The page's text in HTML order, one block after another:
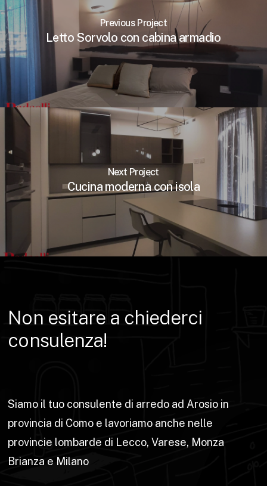
Previous Project
Letto Sorvolo con cabina armadio
Next Project
Cucina moderna con isola
Non esitare a chiederci
consulenza!
Siamo il tuo consulente di arredo ad Arosio in
provincia di Como e lavoriamo anche nelle
provincie lombarde di Lecco, Varese, Monza
Brianza e Milano